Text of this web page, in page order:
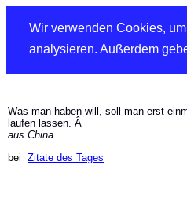
Wir verwenden Cookies,
analysieren. Außerdem
Was man haben will, soll man erst
laufen lassen. Â
aus China
bei Zitate des Tages